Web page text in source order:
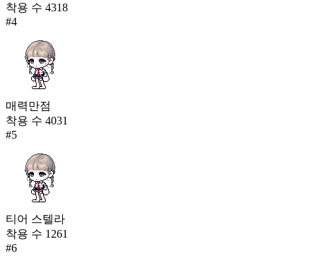
착용 수 4318
#4
매력만점
착용 수 4031
#5
티어 스텔라
착용 수 1261
#6